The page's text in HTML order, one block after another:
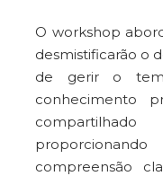
O workshop
desmistificarão o
de gerir o
conhecimento
compreensão